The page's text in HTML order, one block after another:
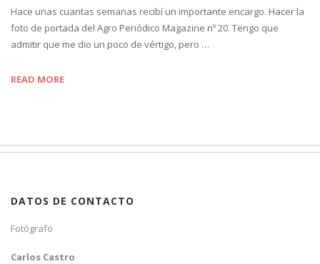
Hace unas cuantas semanas recibí un importante encargo. Hacer la
foto de portada del Agro Periódico Magazine nº 20. Tengo que
admitir que me dio un poco de vértigo, pero …
READ MORE
DATOS DE CONTACTO
Fotógrafo
Carlos Castro